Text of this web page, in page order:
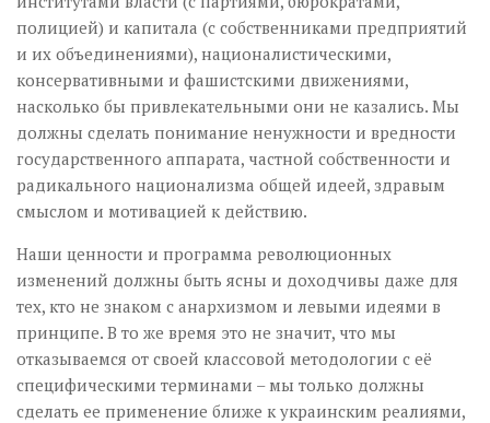
полицией) и капитала (с собственниками предприятий
и их объединениями), националистическими,
консервативными и фашистскими движениями,
насколько бы привлекательными они не казались. Мы
должны сделать понимание ненужности и вредности
государственного аппарата, частной собственности и
радикального национализма общей идеей, здравым
смыслом и мотивацией к действию.
Наши ценности и программа революционных
изменений должны быть ясны и доходчивы даже для
тех, кто не знаком с анархизмом и левыми идеями в
принципе. В то же время это не значит, что мы
отказываемся от своей классовой методологии с её
специфическими терминами – мы только должны
сделать ее применение ближе к украинским реалиями,